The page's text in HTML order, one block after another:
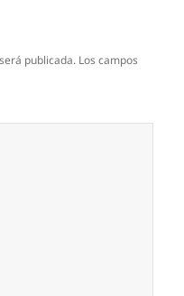
publicada. Los campos